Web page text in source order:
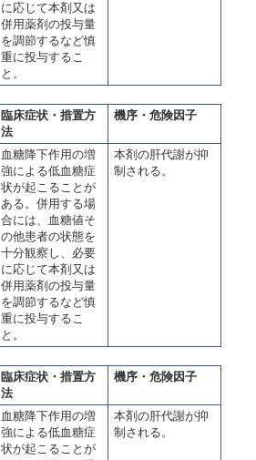
に応じて本剤又は
併用薬剤の投与量
を調節するなど慎
重に投与するこ
と。
臨床症状・措置方
法
機序・危険因子
血糖降下作用の増
強による低血糖症
状が起こることが
ある。併用する場
合には、血糖値そ
の他患者の状態を
十分観察し、必要
に応じて本剤又は
併用薬剤の投与量
を調節するなど慎
重に投与するこ
と。
本剤の肝代謝が抑
制される。
臨床症状・措置方
法
機序・危険因子
血糖降下作用の増
強による低血糖症
状が起こることが
本剤の肝代謝が抑
制される。